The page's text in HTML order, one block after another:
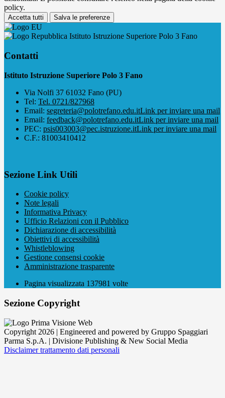
policy.
Accetta tutti Salva le preferenze
Istituto Istruzione Superiore Polo 3 Fano
Contatti
Istituto Istruzione Superiore Polo 3 Fano
Via Nolfi 37 61032 Fano (PU)
Tel: Tel. 0721/827968
Email: segreteria@polotrefano.e​du.itLink per inviare una mail
Email: feedback@polotrefano.edu.itLink per inviare una mail
PEC: psis003003@pec.istruzione.itLink per inviare una mail
C.F.: 81003410412
Sezione Link Utili
Cookie policy
Note legali
Informativa Privacy
Ufficio Relazioni con il Pubblico
Dichiarazione di accessibilità
Obiettivi di accessibilità
Whistleblowing
Gestione consensi cookie
Amministrazione trasparente
Pagina visualizzata 137981 volte
Sezione Copyright
Copyright 2026 | Engineered and powered by Gruppo Spaggiari
Parma S.p.A. | Divisione Publishing & New Social Media
Disclaimer trattamento dati personali